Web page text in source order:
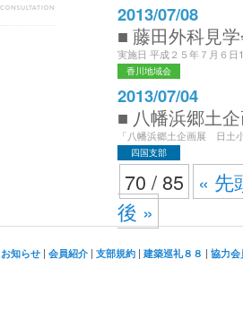
2013/07/08
■ 藤田外科見
実施日 平成２５年７月６
香川地域会
2013/07/04
■ 八幡浜郷土
「八幡浜郷土企画展 日
四国支部
70 / 85
« 先
後 »
お知らせ | 会員紹介 | 支部規約 | 建築巡礼８８ | 協力会